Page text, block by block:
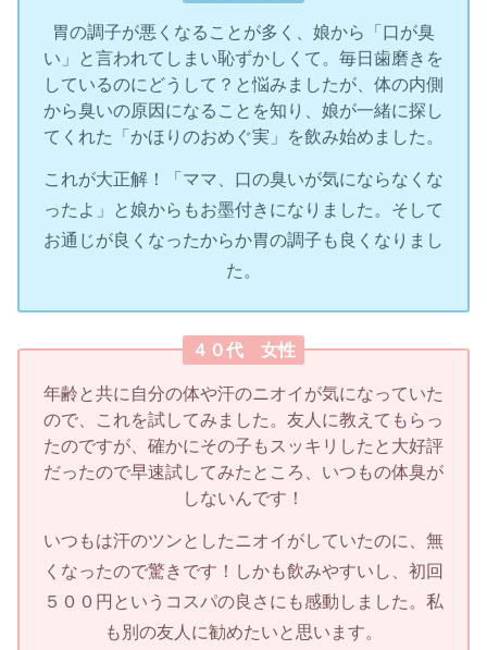
胃の調子が悪くなることが多く、娘から「口が臭
い」と言われてしまい恥ずかしくて。毎日歯磨きを
しているのにどうして？と悩みましたが、体の内側
から臭いの原因になることを知り、娘が一緒に探し
てくれた「かほりのおめぐ実」を飲み始めました。
これが大正解！「ママ、口の臭いが気にならなくな
ったよ」と娘からもお墨付きになりました。そして
お通じが良くなったからか胃の調子も良くなりまし
た。
４０代 女性
年齢と共に自分の体や汗のニオイが気になっていた
ので、これを試してみました。友人に教えてもらっ
たのですが、確かにその子もスッキリしたと大好評
だったので早速試してみたところ、いつもの体臭が
しないんです！
いつもは汗のツンとしたニオイがしていたのに、無
くなったので驚きです！しかも飲みやすいし、初回
５００円というコスパの良さにも感動しました。私
も別の友人に勧めたいと思います。